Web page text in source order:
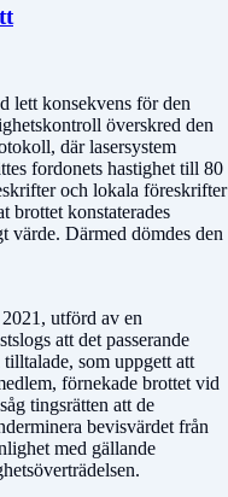
lett konsekvens för den
överskred den
där lasersystem
fordonets hastighet till 80
och lokala föreskrifter
brottet konstaterades
värde. Därmed dömdes den
utförd av en
att det passerande
som uppgett att
förnekade brottet vid
tingsrätten att de
bevisvärdet från
med gällande